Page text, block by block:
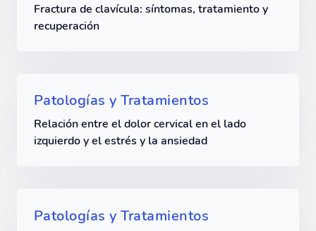
Fractura de clavícula: síntomas, tratamiento y
recuperación
Patologías y Tratamientos
Relación entre el dolor cervical en el lado
izquierdo y el estrés y la ansiedad
Patologías y Tratamientos